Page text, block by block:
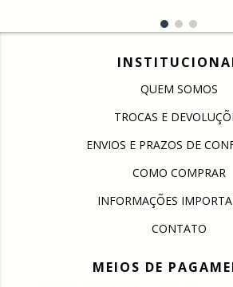
QUEM SOMOS
TROCAS E
ENVIOS E PRAZOS DE
COMO COMPRAR
INFORMAÇÕES
CONTATO
MEIOS DE